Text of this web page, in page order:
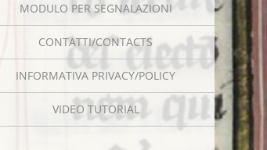
MODULO PER SEGNALAZIONI
CONTATTI/CONTACTS
INFORMATIVA PRIVACY/POLICY
VIDEO TUTORIAL